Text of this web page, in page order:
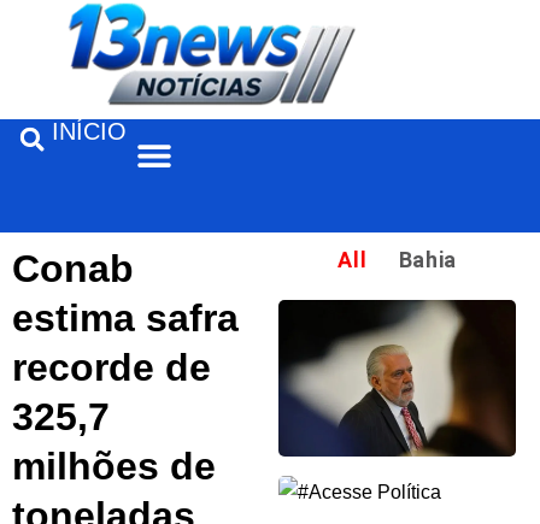
INÍCIO
Conab
estima safra
recorde de
325,7
milhões de
toneladas
All Bahia